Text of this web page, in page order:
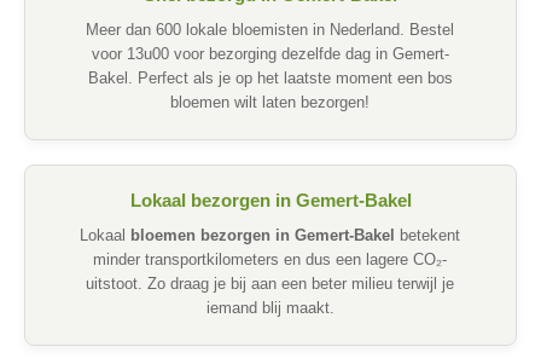
Meer dan 600 lokale bloemisten in Nederland. Bestel
voor 13u00 voor bezorging dezelfde dag in Gemert-
Bakel. Perfect als je op het laatste moment een bos
bloemen wilt laten bezorgen!
Lokaal bezorgen in Gemert-Bakel
Lokaal bloemen bezorgen in Gemert-Bakel
betekent
minder transportkilometers en dus een lagere CO₂-
uitstoot. Zo draag je bij aan een beter milieu terwijl je
iemand blij maakt.